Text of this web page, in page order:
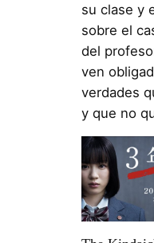
su clase y
sobre el
del
ven
verdades
y que no